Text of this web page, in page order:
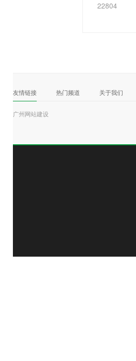
22804
友情链接 热门频道 关于我们
广州网站建设